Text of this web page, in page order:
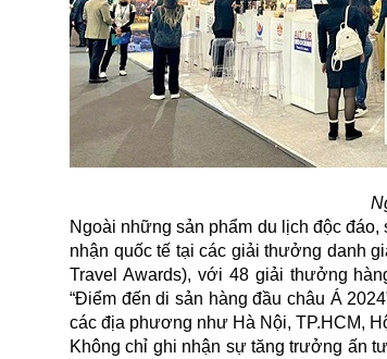
Ngoài những sản phẩm du lịch độc
nhận quốc tế tại các giải thưởng danh
Travel Awards), với 48 giải thưởng
“Điểm đến di sản hàng đầu châu Á
các địa phương như Hà Nội, TP.HCM,
Không chỉ ghi nhận sự tăng trưởng ấn